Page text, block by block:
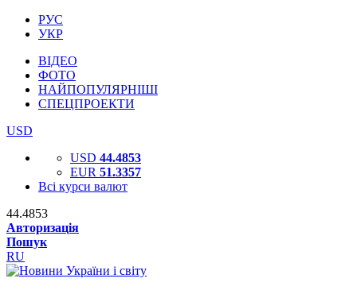
РУС
УКР
ВІДЕО
ФОТО
НАЙПОПУЛЯРНІШІ
СПЕЦПРОЕКТИ
USD
USD 44.4853
EUR 51.3357
Всі курси валют
44.4853
Авторизація
Пошук
RU